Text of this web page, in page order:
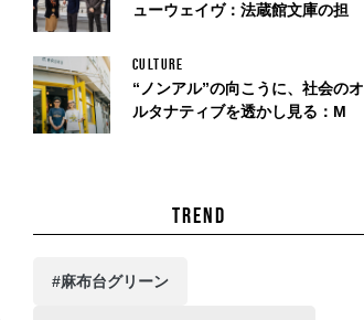
ューウェイヴ：法蔵館文庫の担
CULTURE
“ノンアル”の向こうに、社会のオ
ルタナティブを透かし見る：M
TREND
#麻布台グリーン